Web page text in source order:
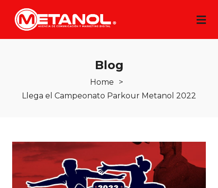
Blog
Home
>
Llega el Campeonato Parkour Metanol 2022